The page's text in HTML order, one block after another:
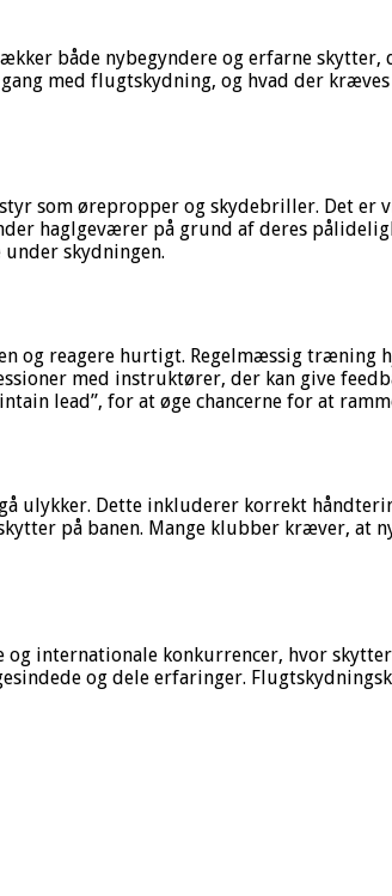
både nybegyndere og erfarne skytter,
med flugtskydning, og hvad der
som ørepropper og skydebriller. Det
haglgeværer på grund af deres
skydningen.
og reagere hurtigt. Regelmæssig
med instruktører, der kan give
lead”, for at øge chancerne for at
ulykker. Dette inkluderer korrekt
på banen. Mange klubber kræver, at
internationale konkurrencer, hvor
og dele erfaringer.